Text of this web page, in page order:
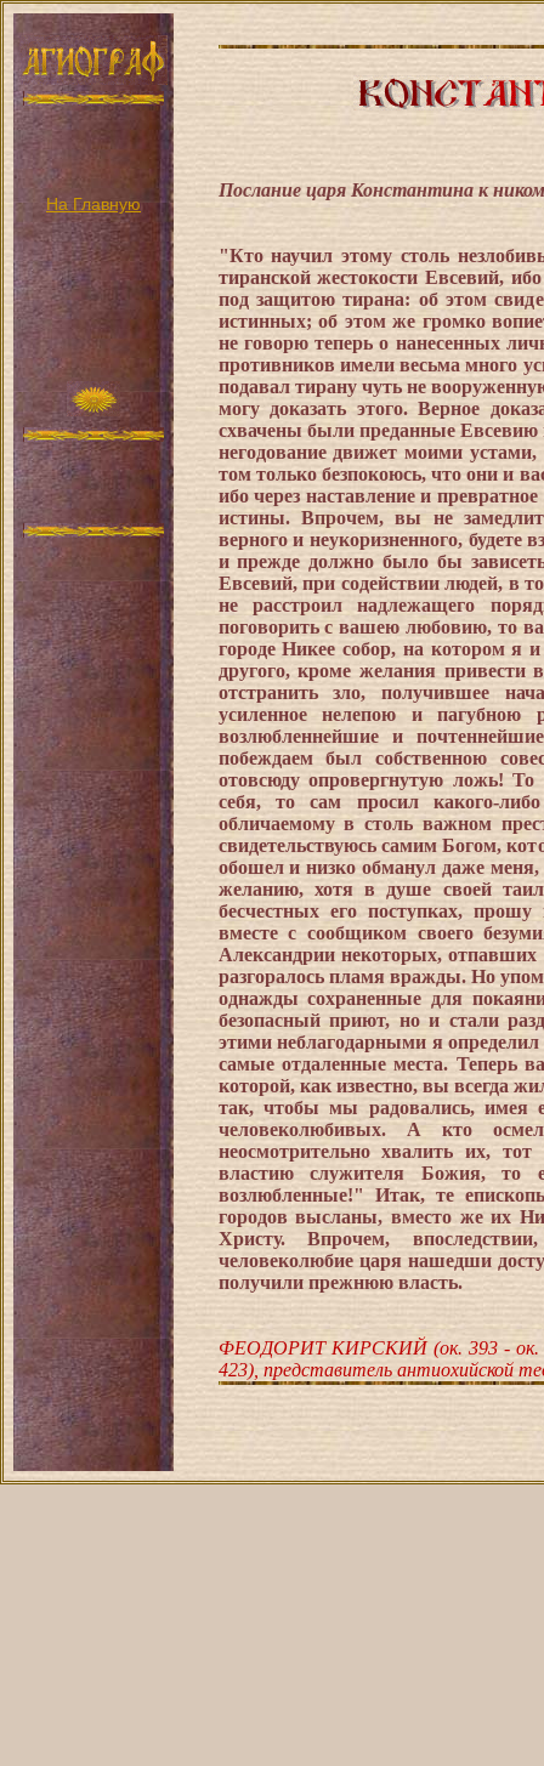
На Главную
Послание царя Константина к
"Кто научил этому столь
тиранской жестокости Евсевий,
под защитою тирана: об этом
истинных; об этом же громко
не говорю теперь о нанесенных
противников имели весьма много
подавал тирану чуть не
могу доказать этого. Верное
схвачены были преданные
негодование движет моими
том только безпокоюсь, что они и
ибо через наставление и
истины. Впрочем, вы не
верного и неукоризненного, будете
и прежде должно было бы
Евсевий, при содействии людей, в
не расстроил надлежащего
поговорить с вашею любовию, то
городе Никее собор, на котором я
другого, кроме желания привести
отстранить зло, получившее
усиленное нелепою и пагубною
возлюбленнейшие и
побеждаем был собственною
отовсюду опровергнутую ложь!
себя, то сам просил какого-
обличаемому в столь важном
свидетельствуюсь самим Богом,
обошел и низко обманул даже меня,
желанию, хотя в душе своей
бесчестных его поступках,
вместе с сообщиком своего
Александрии некоторых,
разгоралось пламя вражды. Но
однажды сохраненные для
безопасный приют, но и стали
этими неблагодарными я определил
самые отдаленные места. Теперь
которой, как известно, вы всегда
так, чтобы мы радовались, имея
человеколюбивых. А кто
неосмотрительно хвалить их, тот
властию служителя Божия, то
возлюбленные!" Итак, те
городов высланы, вместо же их
Христу. Впрочем,
человеколюбие царя нашедши
получили прежнюю власть.
ФЕОДОРИТ КИРСКИЙ (ок. 393 - ок.
423), представитель антиохийской